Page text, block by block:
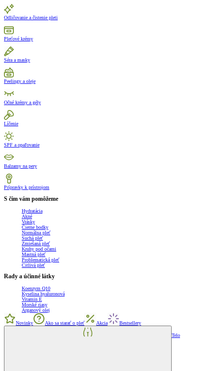
Odličovanie a čistenie pleti
Pleťové krémy
Séra a masky
Peelingy a oleje
Očné krémy a gély
Líčenie
SPF a opaľovanie
Balzamy na pery
Prípravky k prístrojom
S čím vám pomôžeme
Hydratácia
Akné
Vrásky
Čierne bodky
Normálna pleť
Suchá pleť
Zmiešaná pleť
Kruhy pod očami
Mastná pleť
Problematická pleť
Citlivá pleť
Rady a účinné látky
Koenzym Q10
Kyselina hyaluronová
Vitamin E
Morské riasy
Arganový olej
Novinky Ako sa starať o pleť Akcia Bestsellery
Telo